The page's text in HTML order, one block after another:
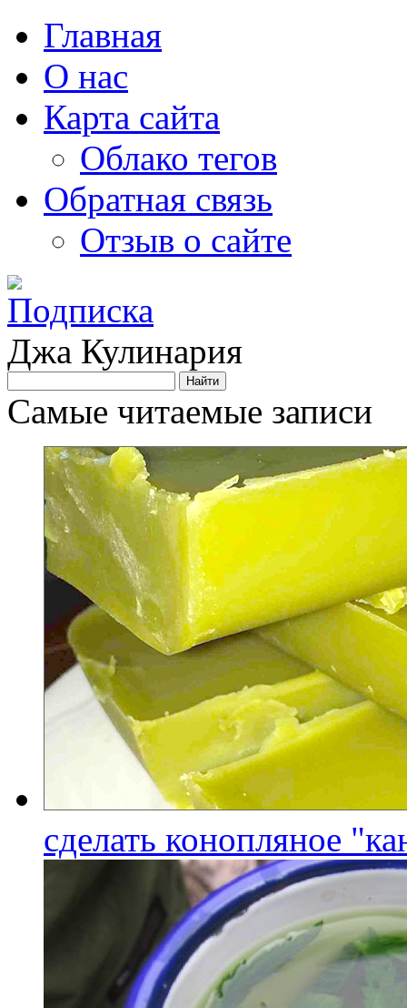
Главная
О нас
Карта сайта
Облако тегов
Обратная связь
Отзыв о сайте
Джа Кулинария
Самые читаемые записи
сделать конопляное